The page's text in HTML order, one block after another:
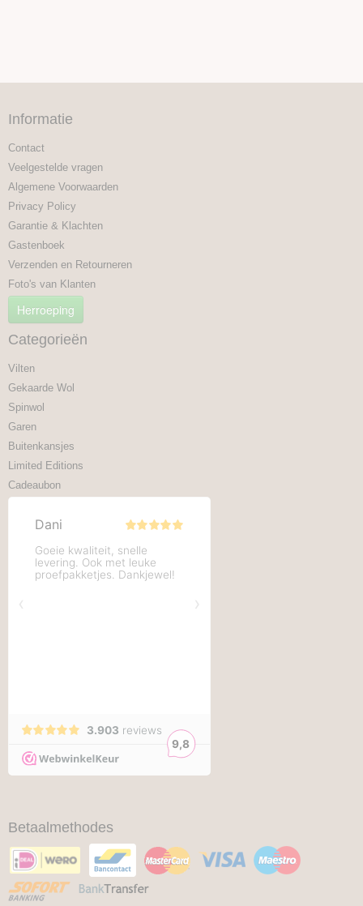
Informatie
Contact
Veelgestelde vragen
Algemene Voorwaarden
Privacy Policy
Garantie & Klachten
Gastenboek
Verzenden en Retourneren
Foto's van Klanten
Herroeping
Categorieën
Vilten
Gekaarde Wol
Spinwol
Garen
Buitenkansjes
Limited Editions
Cadeaubon
Betaalmethodes